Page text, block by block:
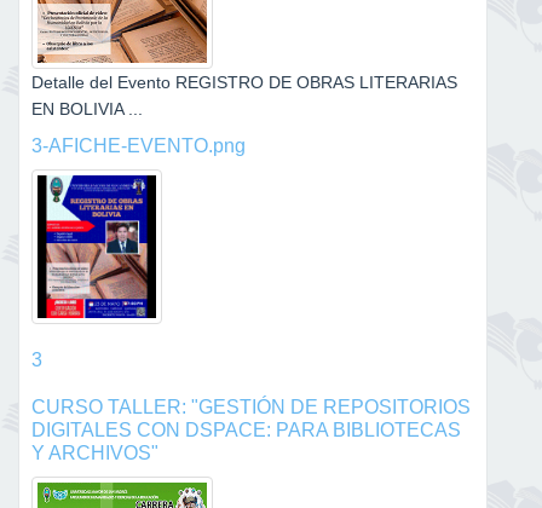
Detalle del Evento REGISTRO DE OBRAS LITERARIAS
EN BOLIVIA ...
3-AFICHE-EVENTO.png
3
CURSO TALLER: "GESTIÓN DE REPOSITORIOS
DIGITALES CON DSPACE: PARA BIBLIOTECAS
Y ARCHIVOS"